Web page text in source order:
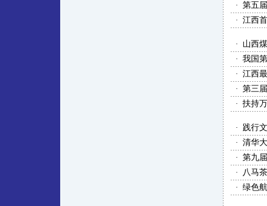
· 第五
· 江西
·
山西
· 我国
· 江西
· 第三
· 扶持
·
践行
· 清华
· 第九
·
八马
· 绿色